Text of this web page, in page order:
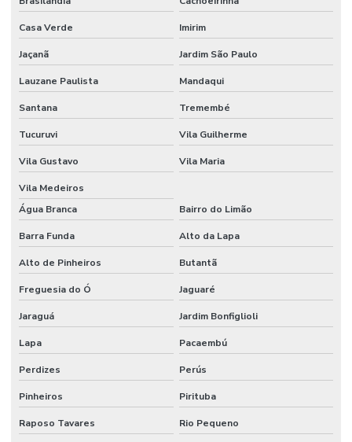
Empresa de projetos arquitetônicos
Empresa de reforma comercial
Empresa de reforma de condominio
Empresa de reforma corporativa
Empresa de reforma industrial
Empresa de reforma industrial campinas
Empresa de reforma industrial e comercial
Empresas de projetos de engenharia sp
Escritório de construção
Escritório de construção em campinas
Escritório de construção em campinas e região
Escritório de construção em campinas sp
Escritório de construção civil
Casa Verde Imirim
Jaçanã Jardim São Paulo
Lauzane Paulista Mandaqui
Santana Tremembé
Tucuruvi Vila Guilherme
Vila Gustavo Vila Maria
Vila Medeiros
Água Branca
Bairro do Limão
Barra Funda Alto da Lapa
Alto de Pinheiros Butantã
Freguesia do Ó Jaguaré
Jaraguá Jardim Bonfiglioli
Lapa Pacaembú
Perdizes Perús
Pinheiros Pirituba
Raposo Tavares Rio Pequeno